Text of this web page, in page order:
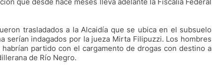
que desde hace meses lleva adelante la Fiscalía Federal
trasladados a la Alcaidía que se ubica en el subsuelo
serían indagados por la jueza Mirta Filipuzzi. Los hombres
partido con el cargamento de drogas con destino a
de Río Negro.